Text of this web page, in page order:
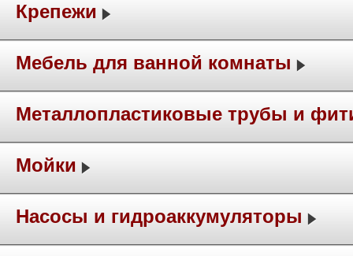
Крепежи
Мебель для ванной комнаты
Металлопластиковые трубы и
Мойки
Насосы и гидроаккумуляторы